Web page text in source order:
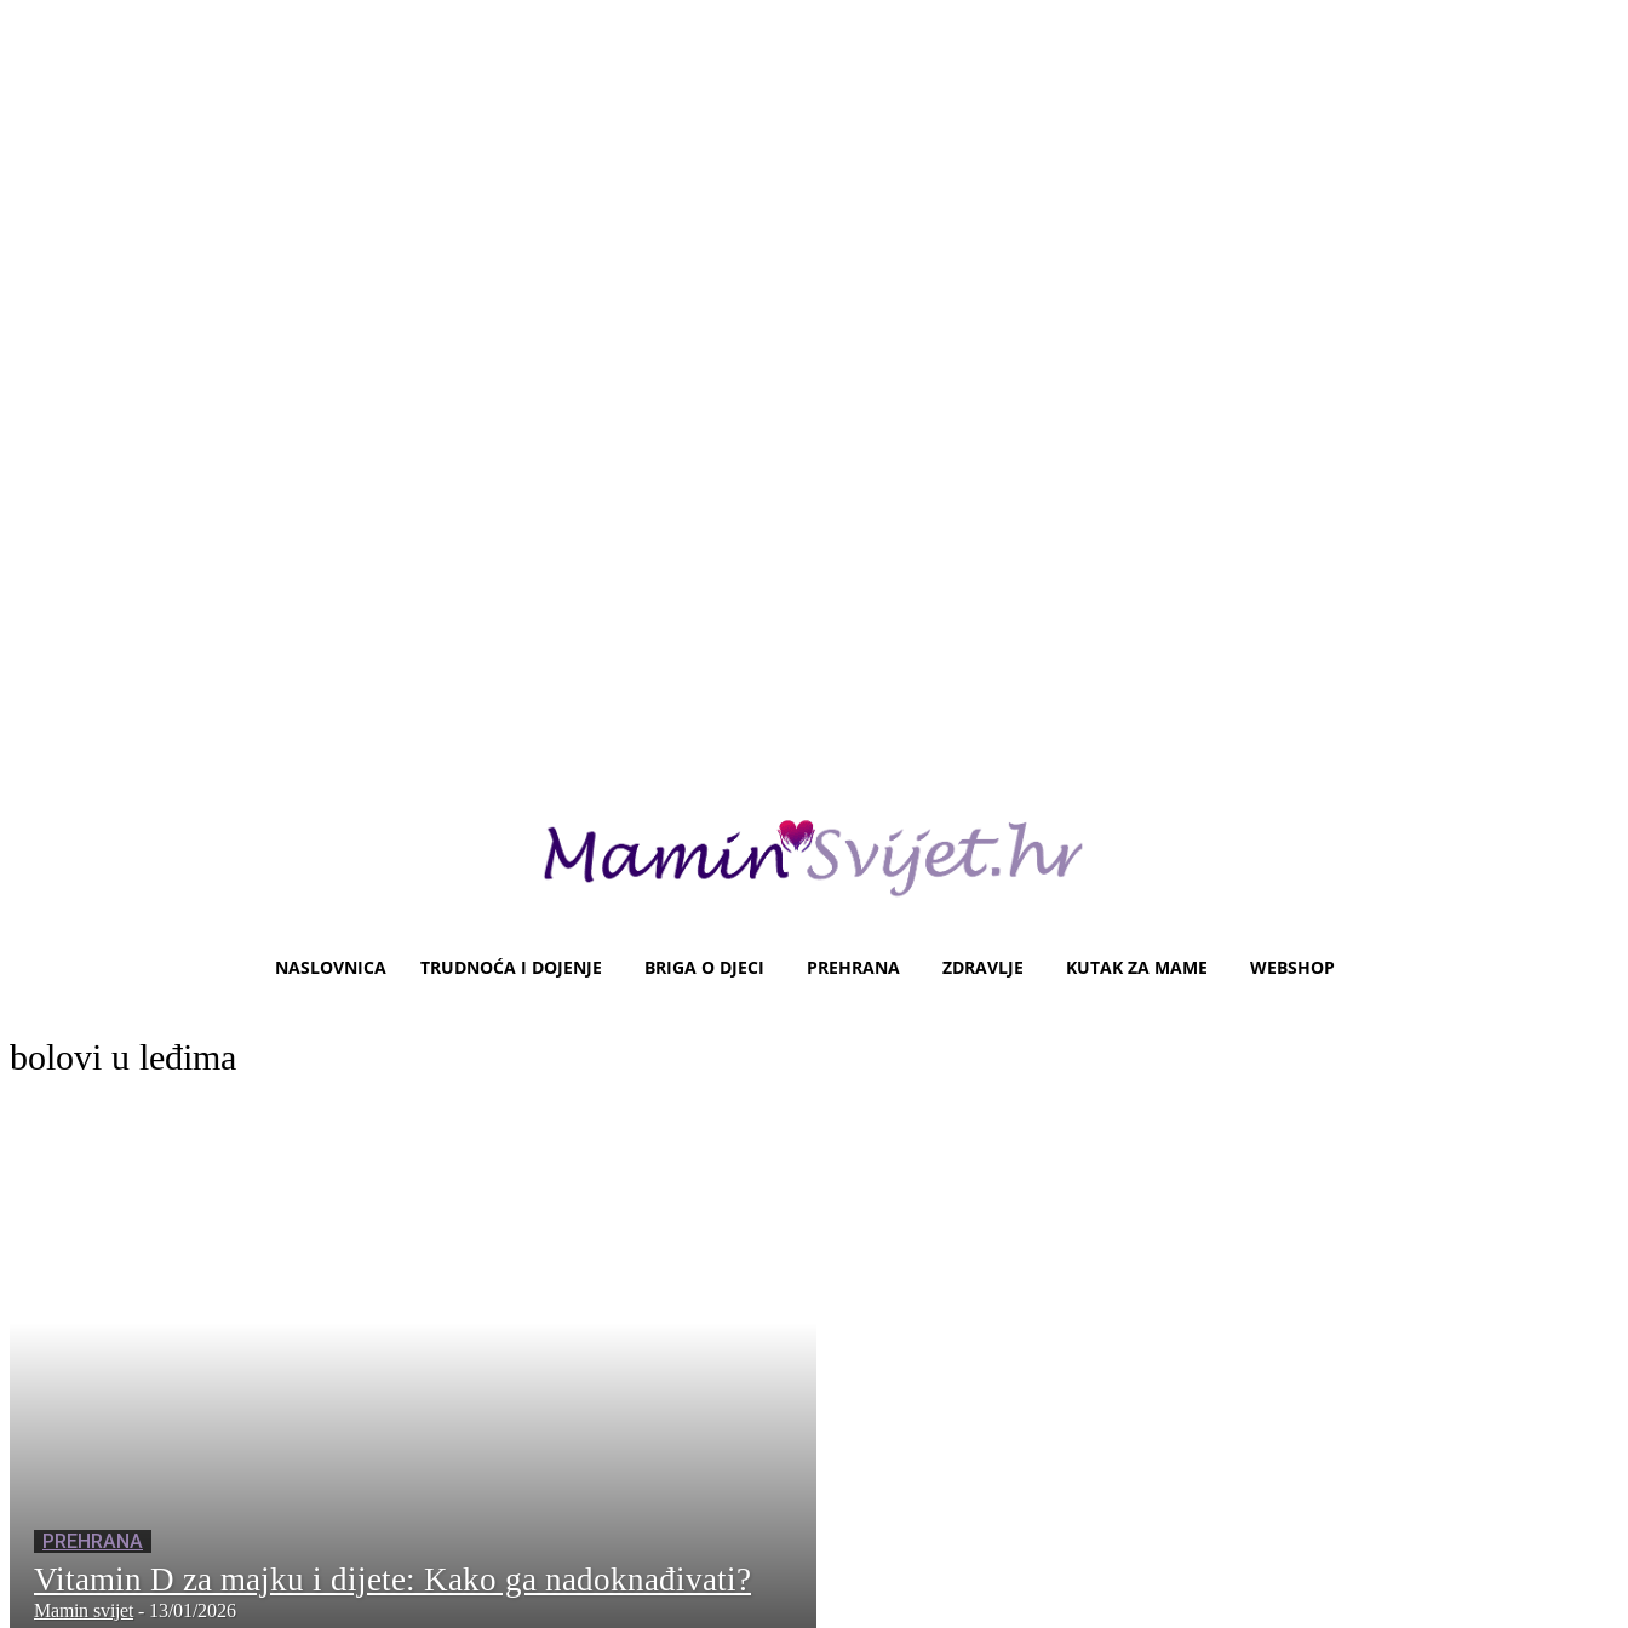
NASLOVNICA TRUDNOĆA I DOJENJE BRIGA O DJECI PREHRANA ZDRAVLJE KUTAK ZA MAME WEBSHOP
bolovi u leđima
PREHRANA
Vitamin D za majku i dijete: Kako ga nadoknađivati?
Mamin svijet - 13/01/2026